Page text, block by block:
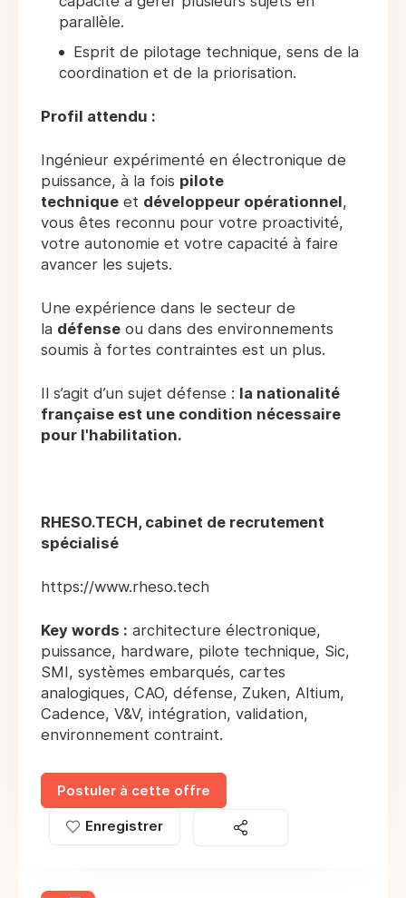
parallèle.
Esprit de pilotage technique, sens de la
coordination et de la priorisation.
Profil attendu :
Ingénieur expérimenté en électronique de
puissance, à la fois pilote
technique et développeur opérationnel,
vous êtes reconnu pour votre proactivité,
votre autonomie et votre capacité à faire
avancer les sujets.
Une expérience dans le secteur de
la défense ou dans des environnements
soumis à fortes contraintes est un plus.
Il s’agit d’un sujet défense : la nationalité
française est une condition nécessaire
pour l'habilitation.
RHESO.TECH, cabinet de recrutement
spécialisé
https://www.rheso.tech
Key words : architecture électronique,
puissance, hardware, pilote technique, Sic,
SMI, systèmes embarqués, cartes
analogiques, CAO, défense, Zuken, Altium,
Cadence, V&V, intégration, validation,
environnement contraint.
Postuler à cette offre
Enregistrer